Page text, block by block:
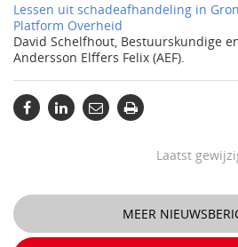
Lessen uit schadeafhandeling in
Platform Overheid
David Schelfhout, Bestuurskundige
Andersson Elffers Felix (AEF).
Laatst
MEER